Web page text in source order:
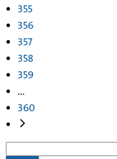
355
356
357
358
359
...
360